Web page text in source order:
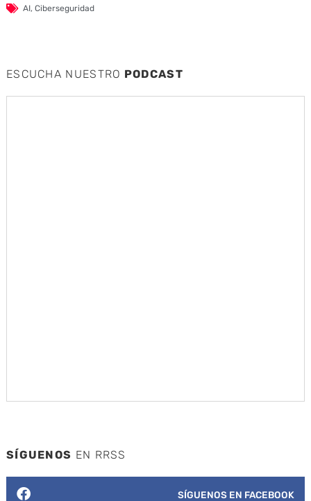
AI, Ciberseguridad
ESCUCHA NUESTRO PODCAST
SÍGUENOS EN RRSS
SÍGUENOS EN FACEBOOK